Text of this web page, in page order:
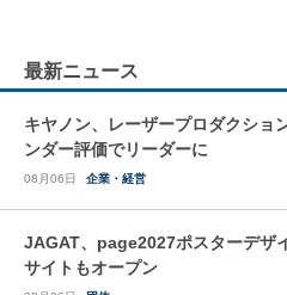
最新ニュース
キヤノン、レーザープロダクショ
ンダー評価でリーダーに
08月06日 企業・経営
JAGAT、page2027ポスターデザ
サイトもオープン